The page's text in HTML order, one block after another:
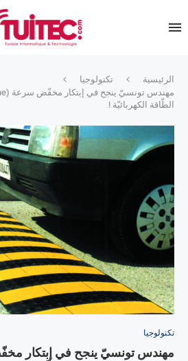
الرئيسية
تكنولوجيا
الطّاقة الكهربائيّة !
تكنولوجيا